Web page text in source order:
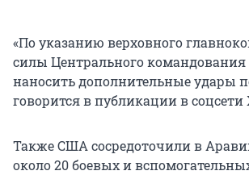
«По указанию верховного
силы Центрального
наносить дополнительные удары
говорится в публикации в соцсети
Также США сосредоточили в
около 20 боевых и